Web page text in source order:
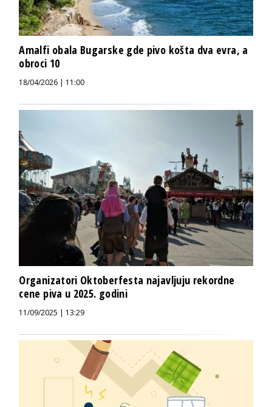
Amalfi obala Bugarske gde pivo košta dva evra, a
obroci 10
18/04/2026 | 11:00
Organizatori Oktoberfesta najavljuju rekordne
cene piva u 2025. godini
11/09/2025 | 13:29